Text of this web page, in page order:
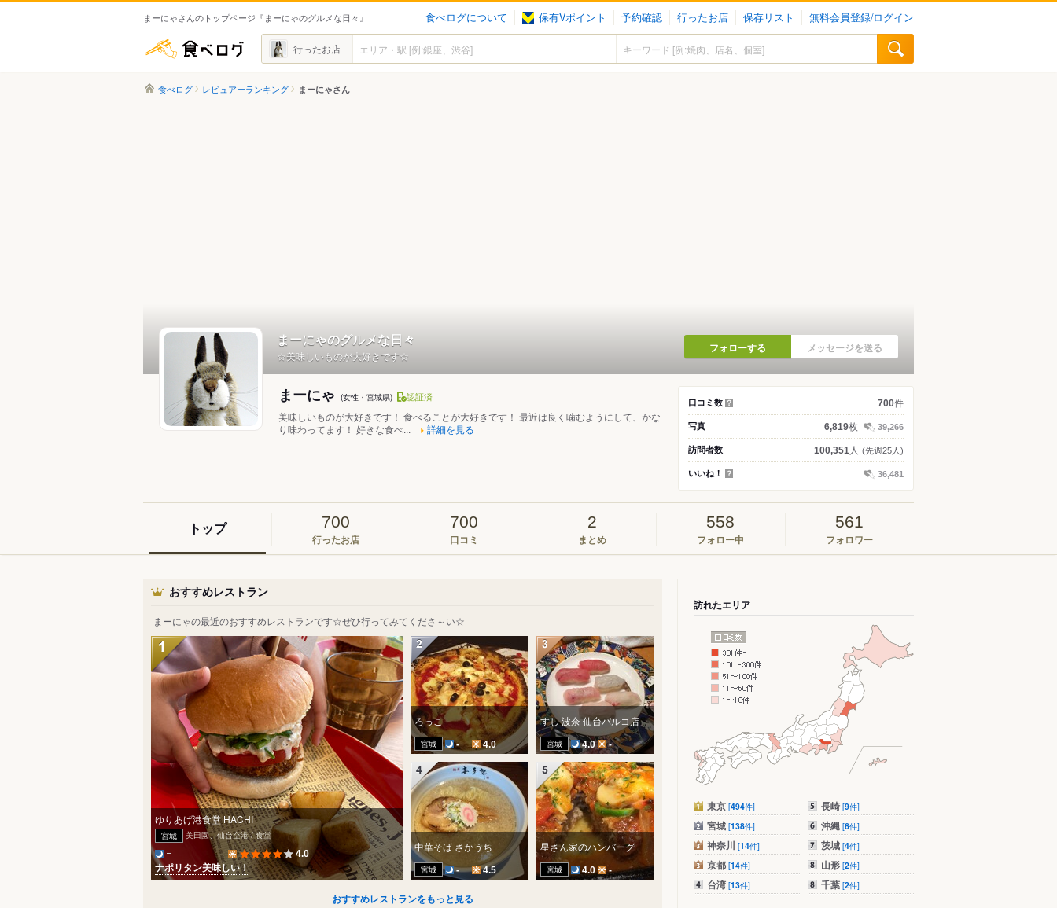
まーにゃさんのトップページ『まーにゃのグルメな日々』 食べログについて 保有Vポイント 予約確認 行ったお店 保存リスト 無料会員登録/ログイン
食べログ 行ったお店
食べログ レビュアーランキング まーにゃさん
まーにゃのグルメな日々
☆美味しいものが大好きです☆
フォローする メッセージを送る
まーにゃ (女性・宮城県) 認証済
美味しいものが大好きです！ 食べることが大好きです！ 最近は良く噛むようにして、かな
り味わってます！ 好きな食べ...
詳細を見る
口コミ数 ？ 700件
写真 6,819枚 39,266
訪問者数 100,351 人 (先週25人)
いいね！ ？ 36,481
トップ 700
行ったお店
700
口コミ
2
まとめ
558
フォロー中
561
フォロワー
おすすめレストラン
まーにゃの最近のおすすめレストランです☆ぜひ行ってみてくださ～い☆
ゆりあげ港食堂 HACHI
宮城 美田園、仙台空港 / 食堂
4.0
ナポリタン美味しい！
ろっこ
宮城 - 4.0
すし 波奈 仙台パルコ店
宮城 4.0 -
中華そば さかうち
宮城 - 4.5
星さん家のハンバーグ
宮城 4.0 -
おすすめレストランをもっと見る
訪れたエリア
東京 [494件]
宮城 [138件]
神奈川 [14件]
京都 [14件]
台湾 [13件]
長崎 [9件]
沖縄 [6件]
茨城 [4件]
山形 [2件]
千葉 [2件]